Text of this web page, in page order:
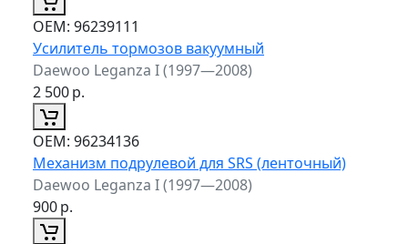
ОЕМ: 96239111
Усилитель тормозов вакуумный
Daewoo Leganza I (1997—2008)
2 500р.
ОЕМ: 96234136
Механизм подрулевой для SRS (ленточный)
Daewoo Leganza I (1997—2008)
900р.